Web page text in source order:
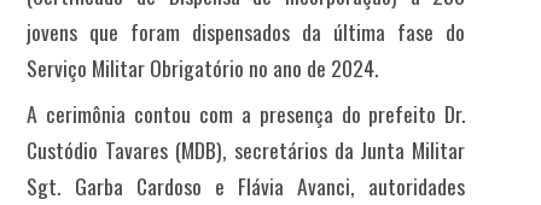
jovens que foram dispensados da última fase do
Serviço Militar Obrigatório no ano de 2024.
A cerimônia contou com a presença do prefeito Dr.
Custódio Tavares (MDB), secretários da Junta Militar
Sgt. Garba Cardoso e Flávia Avanci, autoridades